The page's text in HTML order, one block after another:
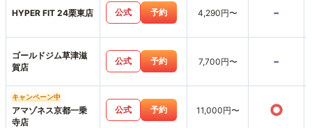
HYPER FIT 24栗東店 公式 予約 4,290円〜 -
ゴールドジム草津滋
賀店
公式 予約 7,700円〜 -
キャンペーン中
アマゾネス京都一乗
寺店
公式 予約 11,000円〜 ○